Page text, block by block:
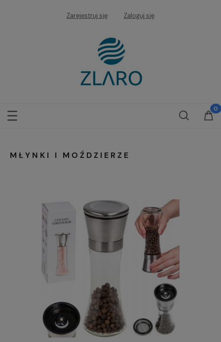
Zarejestruj się Zaloguj się
MŁYNKI I MOŹDZIERZE